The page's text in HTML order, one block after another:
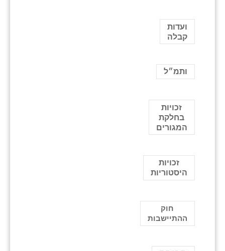
ועדות
קבלה
ותמ״ל
זכויות
בחלקת
המגורים
זכויות
היסטוריות
חוק
ההתיישבות